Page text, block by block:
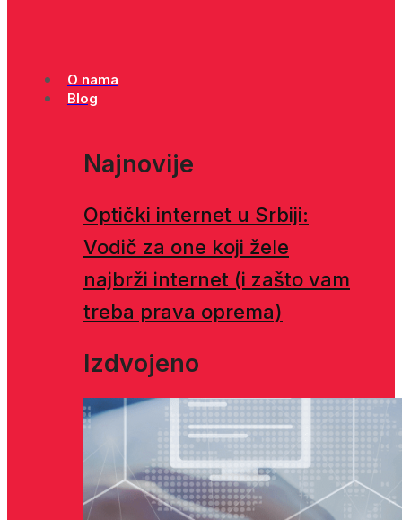
O nama
Blog
Najnovije
Optički internet u Srbiji:
Vodič za one koji žele
najbrži internet (i zašto vam
treba prava oprema)
Izdvojeno